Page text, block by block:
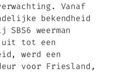
Vanaf
bekendheid
weerman
uit tot een
werd een
voor Friesland,